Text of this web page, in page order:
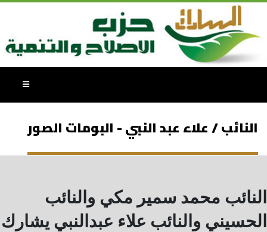
النائب / علاء عبد النبي - البومات الصور
النائب محمد سمير مكي والنائب
الحسيني والنائب علاء عبدالنبي يشارك